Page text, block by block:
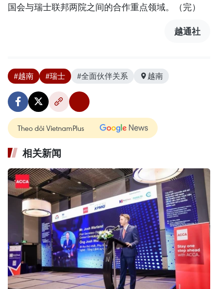
国会与瑞士联邦两院之间的合作重点领域。（完）
越通社
#越南 #瑞士 #全面伙伴关系 越南
Theo dõi VietnamPlus
相关新闻